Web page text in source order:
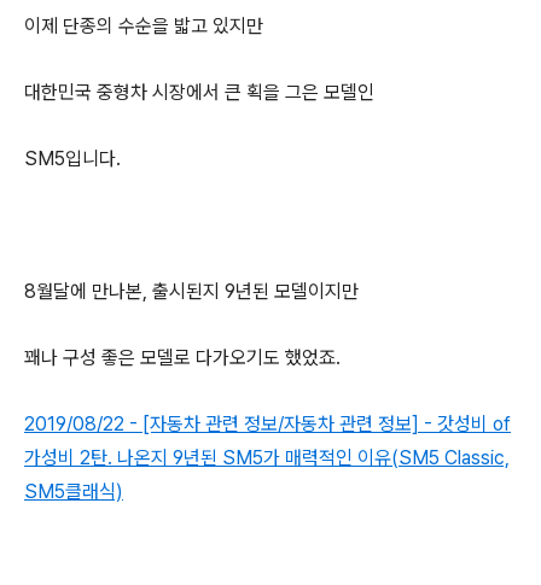
이제 단종의 수순을 밟고 있지만
대한민국 중형차 시장에서 큰 획을 그은 모델인
SM5입니다.
8월달에 만나본, 출시된지 9년된 모델이지만
꽤나 구성 좋은 모델로 다가오기도 했었죠.
2019/08/22 - [자동차 관련 정보/자동차 관련 정보] - 갓성비 of
가성비 2탄. 나온지 9년된 SM5가 매력적인 이유(SM5 Classic,
SM5클래식)